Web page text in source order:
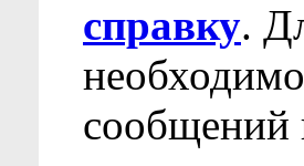
справку.
необходимо
сообщений